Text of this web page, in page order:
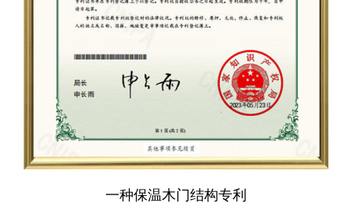
一种保温木门结构专利